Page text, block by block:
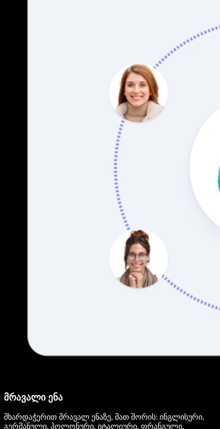
მრავალი ენა
მხარდაჭერით მრავალ ენაზე, მათ შორის: ინგლისური,
გერმანული, პოლონური, იტალიური, ფრანგული,